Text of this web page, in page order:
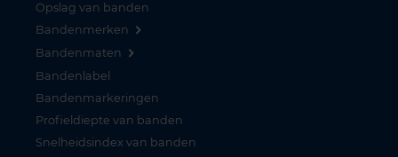
Opslag van banden
Bandenmerken
Bandenmaten
Bandenlabel
Bandenmarkeringen
Profieldiepte van banden
Snelheidsindex van banden